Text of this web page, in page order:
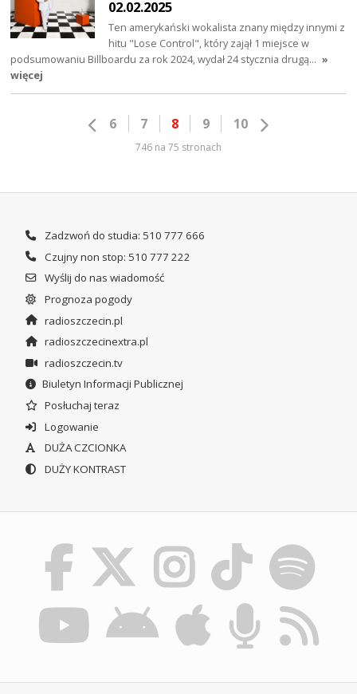
02.02.2025
Ten amerykański wokalista znany między innymi z
hitu "Lose Control", który zajął 1 miejsce w
podsumowaniu Billboardu za rok 2024, wydał 24 stycznia drugą… »
więcej
6 7 8 9 10
746 na 75 stronach
Zadzwoń do studia: 510 777 666
Czujny non stop: 510 777 222
Wyślij do nas wiadomość
Prognoza pogody
radioszczecin.pl
radioszczecinextra.pl
radioszczecin.tv
Biuletyn Informacji Publicznej
Posłuchaj teraz
Logowanie
DUŻA CZCIONKA
DUŻY KONTRAST